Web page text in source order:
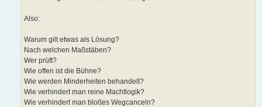
Also:
Warum gilt etwas als Lösung?
Nach welchen Maßstäben?
Wer prüft?
Wie offen ist die Bühne?
Wie werden Minderheiten behandelt?
Wie verhindert man reine Machtlogik?
Wie verhindert man bloßes Wegcanceln?